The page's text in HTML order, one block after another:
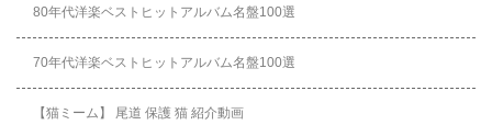
80年代洋楽ベストヒットアルバム名盤100選
70年代洋楽ベストヒットアルバム名盤100選
【猫ミーム】 尾道 保護 猫 紹介動画